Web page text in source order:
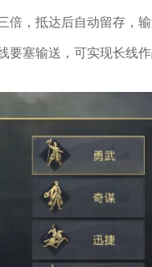
倍，抵达后自动留存，
要塞输送，可实现长线